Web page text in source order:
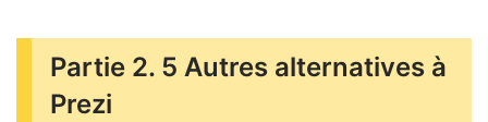
Partie 2. 5 Autres alternatives à
Prezi